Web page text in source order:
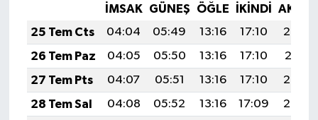
İMSAK GÜNEŞ ÖĞLE İKINDI
25 Tem Cts
04:04 05:49 13:16 17:10
20:32
26 Tem Paz
04:05 05:50 13:16 17:10
20:31
27 Tem Pts
04:07 05:51 13:16 17:10
20:30
28 Tem Sal
04:08 05:52 13:16 17:09
20:30